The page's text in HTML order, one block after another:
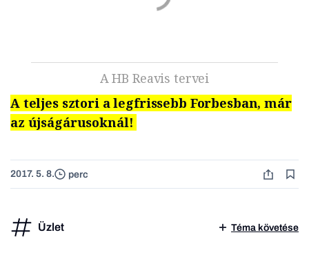
A HB Reavis tervei
A teljes sztori a legfrissebb Forbesban, már
az újságárusoknál!
2017. 5. 8. perc
Üzlet Téma követése